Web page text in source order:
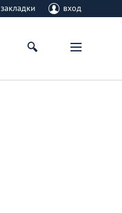
закладки вход